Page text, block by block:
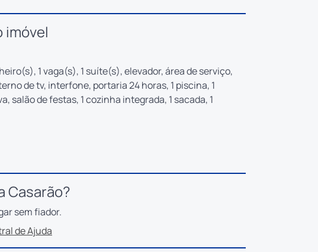
imóvel
1 vaga(s), 1 suíte(s), elevador, área de serviço,
de tv, interfone, portaria 24 horas, 1 piscina, 1
salão de festas, 1 cozinha integrada, 1 sacada, 1
Casarão?
sem fiador.
de Ajuda